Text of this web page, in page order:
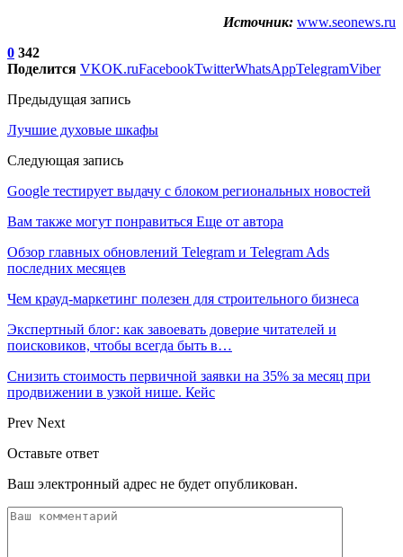
Источник: www.seonews.ru
0 342
Поделится VKOK.ruFacebookTwitterWhatsAppTelegramViber
Предыдущая запись
Лучшие духовые шкафы
Следующая запись
Google тестирует выдачу с блоком региональных новостей
Вам также могут понравиться Еще от автора
Обзор главных обновлений Telegram и Telegram Ads
последних месяцев
Чем крауд-маркетинг полезен для строительного бизнеса
Экспертный блог: как завоевать доверие читателей и
поисковиков, чтобы всегда быть в…
Снизить стоимость первичной заявки на 35% за месяц при
продвижении в узкой нише. Кейс
Prev Next
Оставьте ответ
Ваш электронный адрес не будет опубликован.